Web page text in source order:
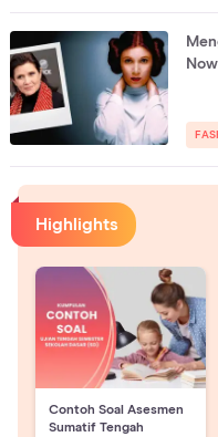
Highlights
Contoh Soal Asesmen
Sumatif Tengah